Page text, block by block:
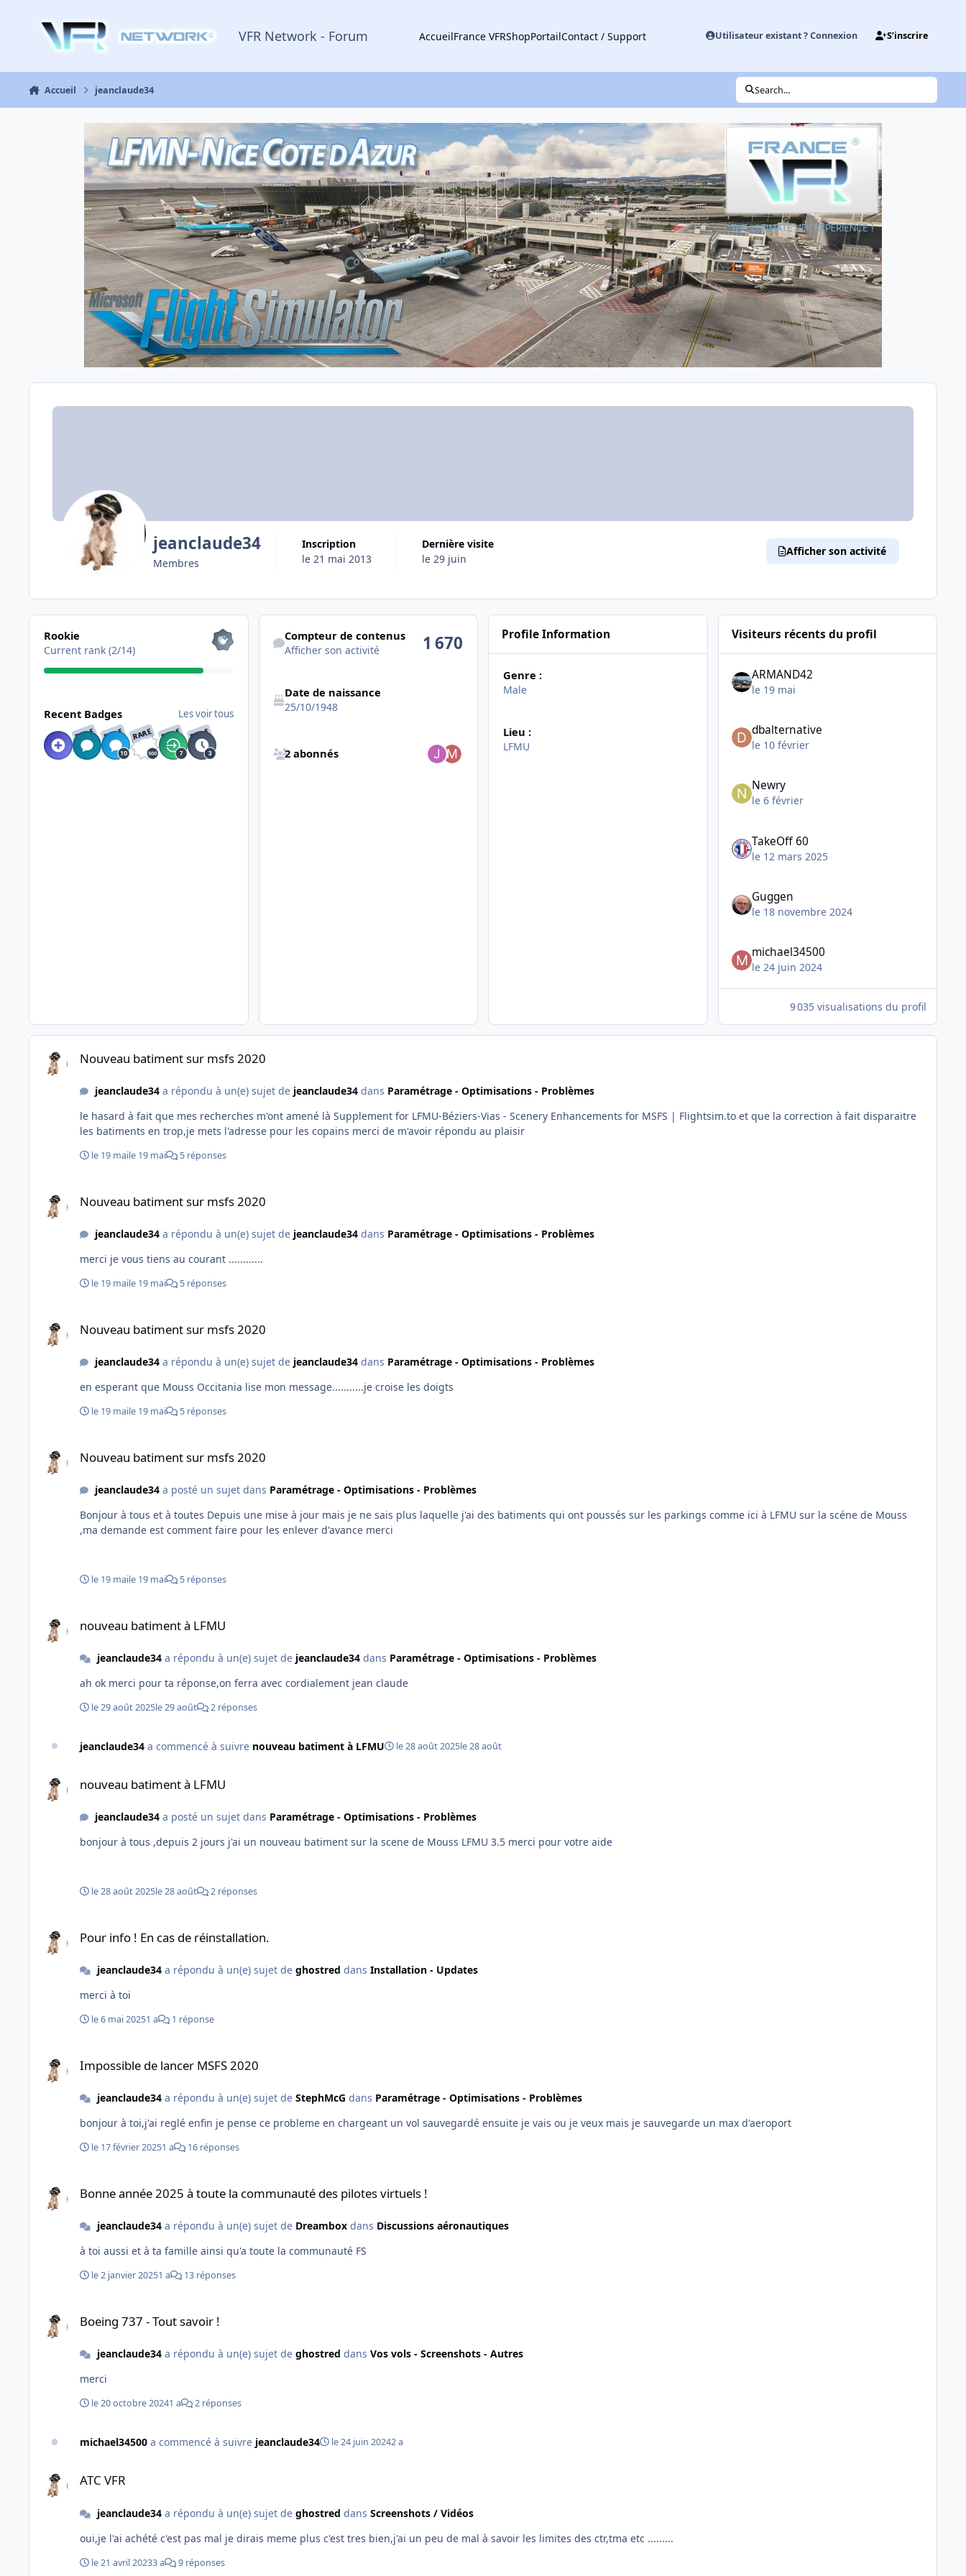
VFR Network - Forum AccueilFrance VFRShopPortailContact / Support Utilisateur existant ? Connexion S’inscrire
Accueil jeanclaude34 Search...
jeanclaude34
Membres
Inscription
le 21 mai 2013
Dernière visite
le 29 juin
Afficher son activité
Les voir tous
Rookie
Current rank (2/14)
Recent Badges Les voir tous
RARE RARE RARE RARE RARE
Afficher son activité
Compteur de contenus
Afficher son activité 1 670
Date de naissance
25/10/1948
2 abonnés
Profile Information
Genre :
Male
Lieu :
LFMU
Visiteurs récents du profil
ARMAND42
le 19 mai
dbalternative
le 10 février
Newry
le 6 février
TakeOff 60
le 12 mars 2025
Guggen
le 18 novembre 2024
michael34500
le 24 juin 2024
9 035 visualisations du profil
Nouveau batiment sur msfs 2020
Nouveau batiment sur msfs 2020
jeanclaude34a répondu à un(e) sujet de jeanclaude34dans Paramétrage - Optimisations - Problèmes
le hasard à fait que mes recherches m'ont amené là Supplement for LFMU-Béziers-Vias - Scenery Enhancements for MSFS | Flightsim.to et que la correction à fait disparaitre
les batiments en trop,je mets l'adresse pour les copains merci de m'avoir répondu au plaisir
le 19 maile 19 mai 5 réponses
Nouveau batiment sur msfs 2020
jeanclaude34a répondu à un(e) sujet de jeanclaude34dans Paramétrage - Optimisations - Problèmes
merci je vous tiens au courant ............
le 19 maile 19 mai 5 réponses
Nouveau batiment sur msfs 2020
jeanclaude34a répondu à un(e) sujet de jeanclaude34dans Paramétrage - Optimisations - Problèmes
en esperant que Mouss Occitania lise mon message...........je croise les doigts
le 19 maile 19 mai 5 réponses
Nouveau batiment sur msfs 2020
jeanclaude34a posté un sujet dans Paramétrage - Optimisations - Problèmes
Bonjour à tous et à toutes Depuis une mise à jour mais je ne sais plus laquelle j'ai des batiments qui ont poussés sur les parkings comme ici à LFMU sur la scéne de Mouss
,ma demande est comment faire pour les enlever d'avance merci
le 19 maile 19 mai 5 réponses
nouveau batiment à LFMU
jeanclaude34a répondu à un(e) sujet de jeanclaude34dans Paramétrage - Optimisations - Problèmes
ah ok merci pour ta réponse,on ferra avec cordialement jean claude
le 29 août 2025le 29 août 2 réponses
jeanclaude34 a commencé à suivre nouveau batiment à LFMU le 28 août 2025le 28 août
nouveau batiment à LFMU
jeanclaude34a posté un sujet dans Paramétrage - Optimisations - Problèmes
bonjour à tous ,depuis 2 jours j'ai un nouveau batiment sur la scene de Mouss LFMU 3.5 merci pour votre aide
le 28 août 2025le 28 août 2 réponses
Pour info ! En cas de réinstallation.
jeanclaude34a répondu à un(e) sujet de ghostred dans Installation - Updates
merci à toi
le 6 mai 20251 a 1 réponse
Impossible de lancer MSFS 2020
jeanclaude34a répondu à un(e) sujet de StephMcG dans Paramétrage - Optimisations - Problèmes
bonjour à toi,j'ai reglé enfin je pense ce probleme en chargeant un vol sauvegardé ensuite je vais ou je veux mais je sauvegarde un max d'aeroport
le 17 février 20251 a 16 réponses
Bonne année 2025 à toute la communauté des pilotes virtuels !
jeanclaude34a répondu à un(e) sujet de Dreamboxdans Discussions aéronautiques
à toi aussi et à ta famille ainsi qu'a toute la communauté FS
le 2 janvier 20251 a 13 réponses
Boeing 737 - Tout savoir !
jeanclaude34a répondu à un(e) sujet de ghostred dans Vos vols - Screenshots - Autres
merci
le 20 octobre 20241 a 2 réponses
michael34500 a commencé à suivre jeanclaude34 le 24 juin 20242 a
ATC VFR
jeanclaude34a répondu à un(e) sujet de ghostred dans Screenshots / Vidéos
oui,je l'ai achété c'est pas mal je dirais meme plus c'est tres bien,j'ai un peu de mal à savoir les limites des ctr,tma etc .........
le 21 avril 20233 a 9 réponses